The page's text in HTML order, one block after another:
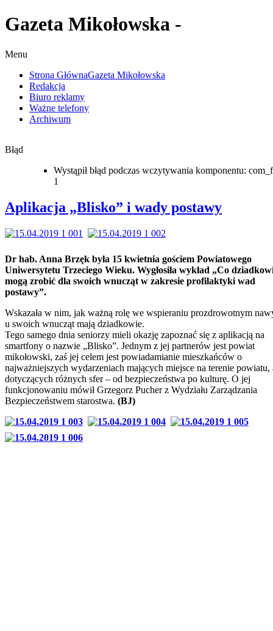
Gazeta Mikołowska -
Menu
Strona GłównaGazeta Mikołowska
Redakcja
Biuro reklamy
Ważne telefony
Archiwum
Błąd
Wystąpił błąd podczas wczytywania komponentu:
1
Aplikacja „Blisko” i wady postawy
Dr hab. Anna Brzęk była 15 kwietnia gościem Powiatowego
Uniwersytetu Trzeciego Wieku. Wygłosiła wykład „Co
mogą zrobić dla swoich wnucząt w zakresie profilaktyki wad
postawy”.
Wskazała w nim, jak ważną rolę we wspieraniu prozdrowotnym
u swoich wnucząt mają dziadkowie.
Tego samego dnia seniorzy mieli okazję zapoznać się z aplikacją na
smartfony o nazwie „Blisko”. Jednym z jej partnerów jest powiat
mikołowski, zaś jej celem jest powiadamianie mieszkańców o
najważniejszych wydarzeniach mających miejsce na terenie powiatu,
dotyczących różnych sfer – od bezpieczeństwa po kulturę. O jej
funkcjonowaniu mówił Grzegorz Pucher z Wydziału Zarządzania
Bezpieczeństwem starostwa. (BJ)